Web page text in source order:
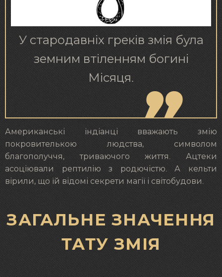
У стародавніх греків змія була
земним втіленням богині
Місяця.
Американські індіанці вважають змію
покровителькою людства, символом
благополуччя, триваючого життя. Ацтеки
асоціювали рептилію з родючістю. А кельти
вірили, що їй відомі секрети магії і світобудови.
ЗАГАЛЬНЕ ЗНАЧЕННЯ
ТАТУ ЗМІЯ